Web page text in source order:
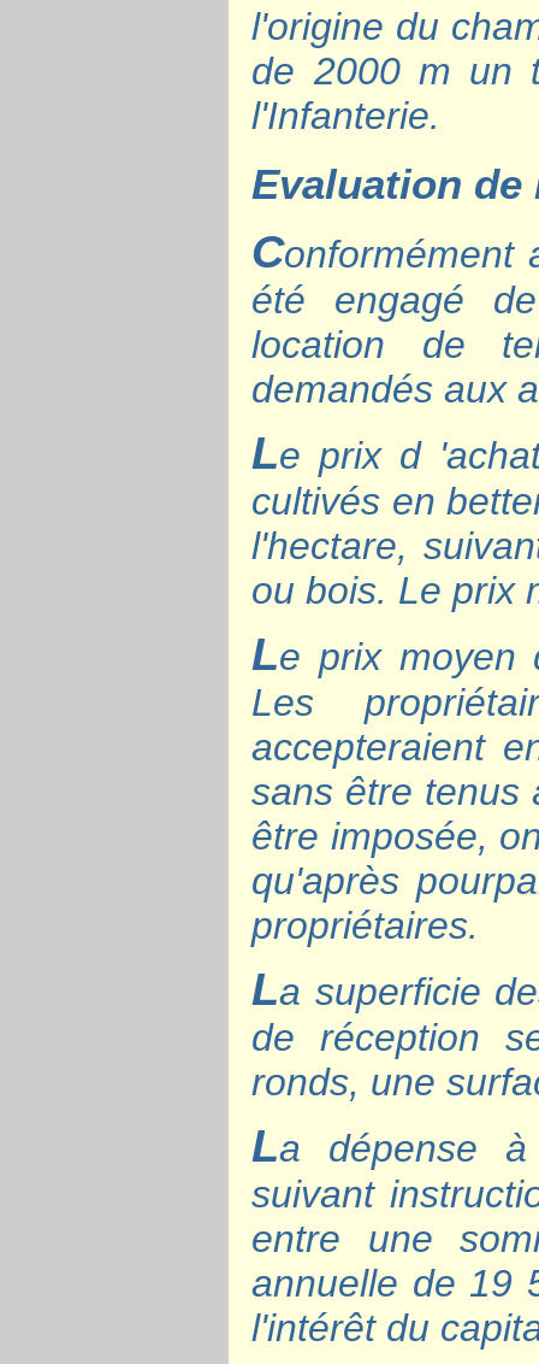
l'origine du
de 2000 m un
l'Infanterie.
Evaluation de
Conformément
été engagé
location de
demandés aux
Le prix d
cultivés en
l'hectare,
ou bois. Le prix
Le prix moyen
Les
accepteraient
sans être tenus
être imposée,
qu'après
propriétaires.
La superficie
de réception
ronds, une
La dépense à
suivant
entre une
annuelle de 19
l'intérêt du